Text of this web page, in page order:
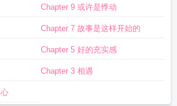
Chapter 9 或许是悸动
Chapter 7 故事是这样开始的
Chapter 5 好的充实感
Chapter 3 相遇